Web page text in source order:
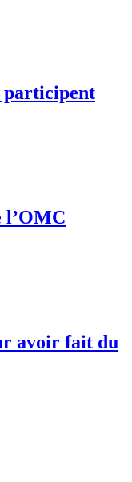
participent
l’OMC
avoir fait du